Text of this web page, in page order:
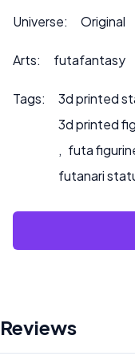
Bitte kontaktieren
oder wenn Sie
Universe: Original
Arts: futafantasy
Tags: 3d printed
3d printed
, futa
futanari
Reviews